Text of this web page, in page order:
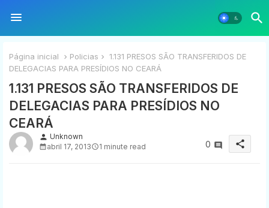
Página inicial Policias
1.131 PRESOS SÃO TRANSFERIDOS DE
DELEGACIAS PARA PRESÍDIOS NO CEARÁ
1.131 PRESOS SÃO TRANSFERIDOS DE
DELEGACIAS PARA PRESÍDIOS NO
CEARÁ
person Unknown
abril 17, 2013
1 minute read 0 share